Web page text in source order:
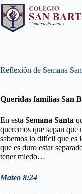
Reflexión de Semana
Queridas familias San
En esta Semana Santa
queremos que sepan que
sabemos lo difícil que es
que es duro estar
tener miedo…
Mateo 8:24